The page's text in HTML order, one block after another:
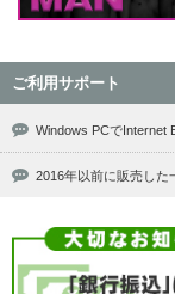
ご利用サポート
Windows PCでInternet
2016年以前に販売した